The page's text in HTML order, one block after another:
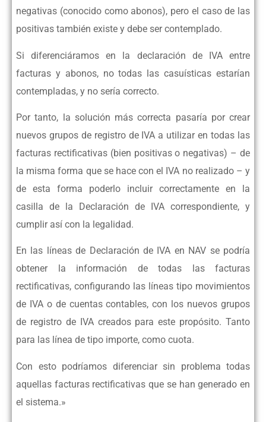
negativas (conocido como abonos), pero el caso de las
positivas también existe y debe ser contemplado.
Si diferenciáramos en la declaración de IVA entre
facturas y abonos, no todas las casuísticas estarían
contempladas, y no sería correcto.
Por tanto, la solución más correcta pasaría por crear
nuevos grupos de registro de IVA a utilizar en todas las
facturas rectificativas (bien positivas o negativas) – de
la misma forma que se hace con el IVA no realizado – y
de esta forma poderlo incluir correctamente en la
casilla de la Declaración de IVA correspondiente, y
cumplir así con la legalidad.
En las líneas de Declaración de IVA en NAV se podría
obtener la información de todas las facturas
rectificativas, configurando las líneas tipo movimientos
de IVA o de cuentas contables, con los nuevos grupos
de registro de IVA creados para este propósito. Tanto
para las línea de tipo importe, como cuota.
Con esto podríamos diferenciar sin problema todas
aquellas facturas rectificativas que se han generado en
el sistema.»